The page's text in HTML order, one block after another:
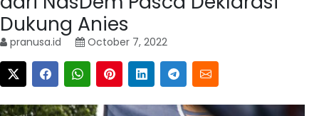
Dukung Anies
pranusa.id October 7, 2022